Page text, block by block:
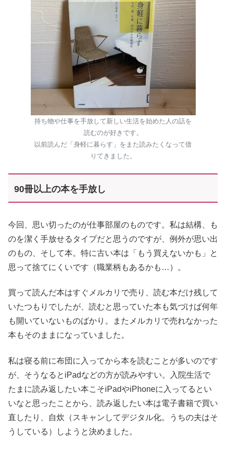
持ち物や仕事を手放して新しい生活を始めた人の話を
読むのが好きです。
以前読んだ「身軽に暮らす」をまた読みたくなって借
りてきました。
90冊以上の本を手放し
今回、思い切ったのが仕事部屋のものです。私は結構、も
のを潔く手放せるタイプだと思うのですが、例外が思い出
のもの、そして本。特に古い本は「もう買えないかも」と
思って捨てにくいです（職業柄もあるかも…）。
買って読んだ本はすぐメルカリで売り、読む本だけ残して
いたつもりでしたが、読むと思っていた本も気づけば何年
も開いていないものばかり。またメルカリで売れなかった
本もそのままになっていました。
私は寝る前に布団に入ってから本を読むことが多いのです
が、そうなるとiPadなどの方が読みやすい。入院生活で
たまに読み返したい本こそiPadやiPhoneに入ってるとい
いなと思ったことから、読み返したい本は電子書籍で買い
直したり、自炊（スキャンしてデジタル化。うちの夫はそ
うしている）しようと決めました。